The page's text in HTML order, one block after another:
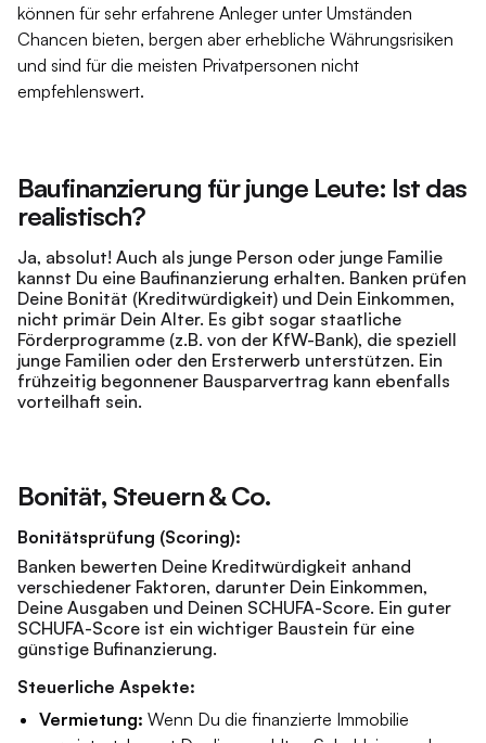
können für sehr erfahrene Anleger unter Umständen
Chancen bieten, bergen aber erhebliche Währungsrisiken
und sind für die meisten Privatpersonen nicht
empfehlenswert.
Baufinanzierung für junge Leute: Ist das
realistisch?
Ja, absolut! Auch als junge Person oder junge Familie
kannst Du eine Baufinanzierung erhalten. Banken prüfen
Deine Bonität (Kreditwürdigkeit) und Dein Einkommen,
nicht primär Dein Alter. Es gibt sogar staatliche
Förderprogramme (z.B. von der KfW-Bank), die speziell
junge Familien oder den Ersterwerb unterstützen. Ein
frühzeitig begonnener Bausparvertrag kann ebenfalls
vorteilhaft sein.
Bonität, Steuern & Co.
Bonitätsprüfung (Scoring):
Banken bewerten Deine Kreditwürdigkeit anhand
verschiedener Faktoren, darunter Dein Einkommen,
Deine Ausgaben und Deinen SCHUFA-Score. Ein guter
SCHUFA-Score ist ein wichtiger Baustein für eine
günstige Bufinanzierung.
Steuerliche Aspekte:
Vermietung: Wenn Du die finanzierte Immobilie